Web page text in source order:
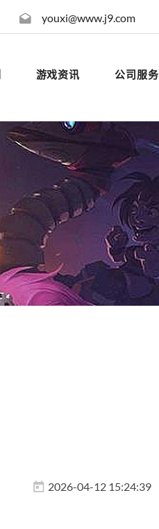
youxi@www.j9.com
游戏资讯 公司服务
2026-04-12 15:24:39